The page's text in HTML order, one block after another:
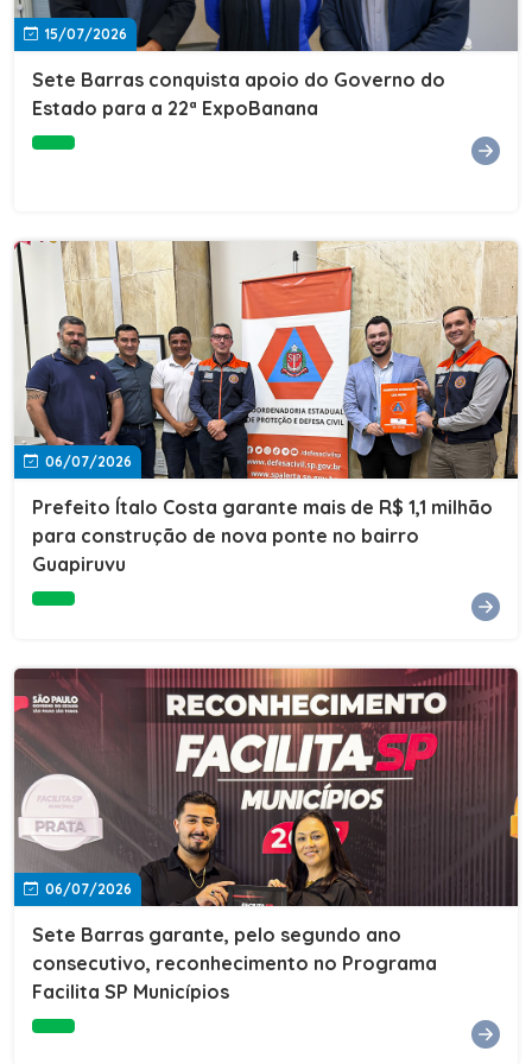
15/07/2026
Sete Barras conquista apoio do Governo do
Estado para a 22ª ExpoBanana
06/07/2026
Prefeito Ítalo Costa garante mais de R$ 1,1 milhão
para construção de nova ponte no bairro
Guapiruvu
06/07/2026
Sete Barras garante, pelo segundo ano
consecutivo, reconhecimento no Programa
Facilita SP Municípios